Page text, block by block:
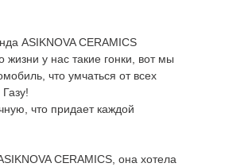
ASIKNOVA CERAMICS
у нас такие гонки, вот мы
что умчаться от всех
что придает каждой
CERAMICS, она хотела